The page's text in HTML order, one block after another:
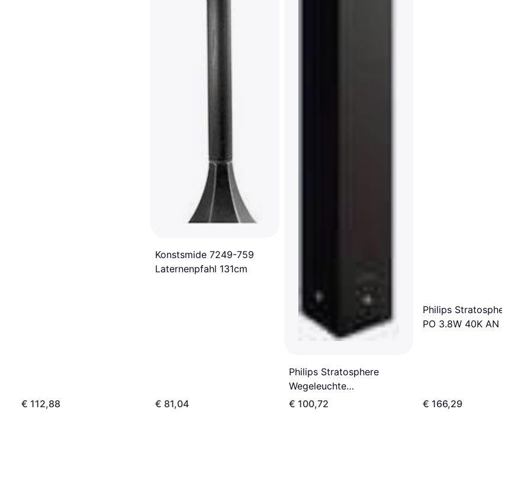
€ 112,88
Konstsmide 7249-759
Laternenpfahl 131cm
€ 81,04
Philips Stratosphere
Wegeleuchte
Laternenpfahl
€ 100,72
Philips Stratosphere
PO 3.8W 40K AN HV
€ 166,29